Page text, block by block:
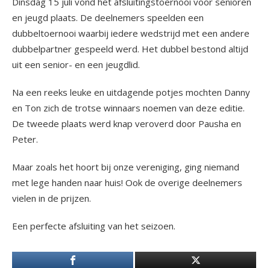
en jeugd plaats. De deelnemers speelden een
dubbeltoernooi waarbij iedere wedstrijd met een andere
dubbelpartner gespeeld werd. Het dubbel bestond altijd
uit een senior- en een jeugdlid.
Na een reeks leuke en uitdagende potjes mochten Danny
en Ton zich de trotse winnaars noemen van deze editie.
De tweede plaats werd knap veroverd door Pausha en
Peter.
Maar zoals het hoort bij onze vereniging, ging niemand
met lege handen naar huis! Ook de overige deelnemers
vielen in de prijzen.
Een perfecte afsluiting van het seizoen.